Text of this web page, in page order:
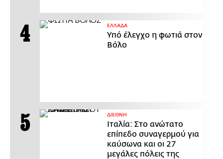
ΕΛΛΑΔΑ
Υπό έλεγχο η φωτιά στον
Βόλο
ΔΙΕΘΝΗ
Ιταλία: Στο ανώτατο
επίπεδο συναγερμού για
καύσωνα και οι 27
μεγάλες πόλεις της